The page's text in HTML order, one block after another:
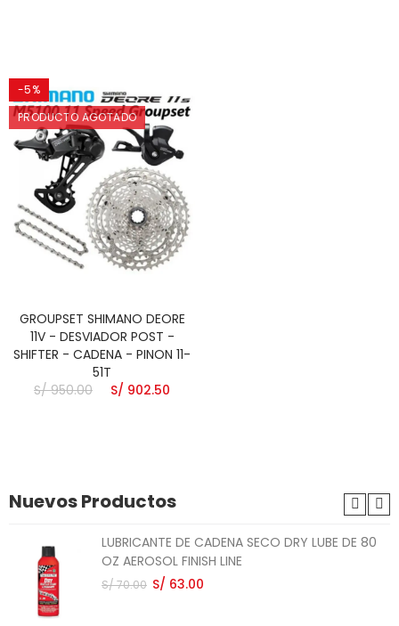
-5%
PRODUCTO AGOTADO
GROUPSET SHIMANO DEORE
11V - DESVIADOR POST -
SHIFTER - CADENA - PINON 11-
51T
S/ 950.00
S/ 902.50
Nuevos Productos
LUBRICANTE DE CADENA SECO DRY LUBE DE 80
OZ AEROSOL FINISH LINE
S/ 70.00 S/ 63.00